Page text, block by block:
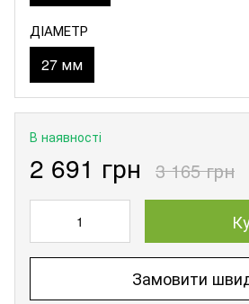
ДІАМЕТР
27 мм
В наявності
2 691 грн 3 165 грн
Замовити